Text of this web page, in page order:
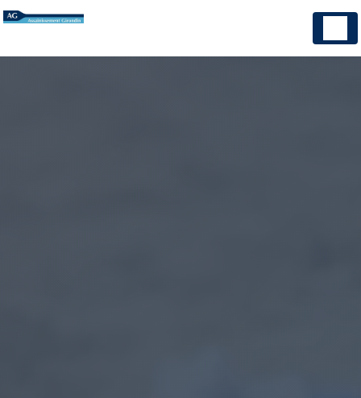
Panneau de gestion des cookies